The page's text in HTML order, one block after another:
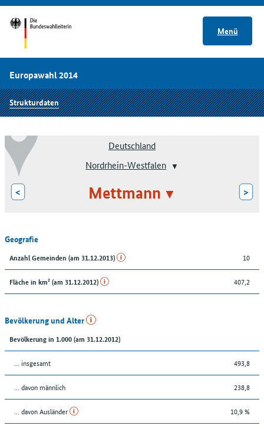
Menü
Europawahl 2014
Strukturdaten
Deutschland
Nordrhein-Westfalen
< Mettmann >
Geografie
Anzahl Gemeinden (am 31.12.2013) 10
Fläche in km² (am 31.12.2012) 407,2
Bevölkerung und Alter
Bevölkerung in 1.000 (am 31.12.2012)
... insgesamt 493,8
... davon männlich 238,8
... davon Ausländer 10,9 %